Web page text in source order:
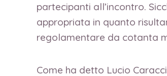
partecipanti all’incontro.
appropriata in quanto
regolamentare da cotanta
Come ha detto Lucio